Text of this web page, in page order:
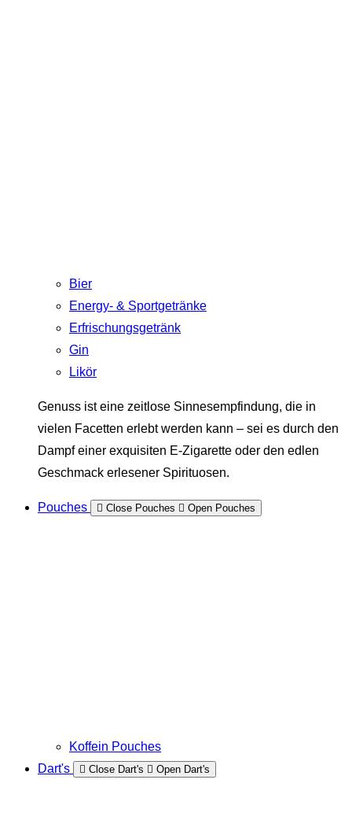
Bier
Energy- & Sportgetränke
Erfrischungsgetränk
Gin
Likör
Genuss ist eine zeitlose Sinnesempfindung, die in
vielen Facetten erlebt werden kann – sei es durch den
Dampf einer exquisiten E-Zigarette oder den edlen
Geschmack erlesener Spirituosen.
Pouches Close Pouches Open Pouches
Koffein Pouches
Dart's
Close Dart's Open Dart's